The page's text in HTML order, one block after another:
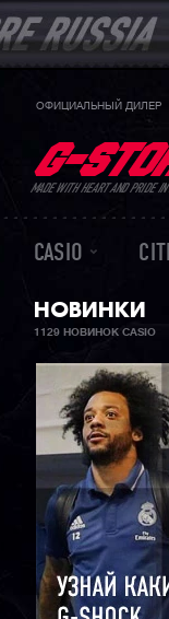
ОФИЦИАЛЬНЫЙ ДИЛЕР
MADE WITH HEART AND PRIDE
CASIO
НОВИНКИ
1129 НОВИНОК CASIO